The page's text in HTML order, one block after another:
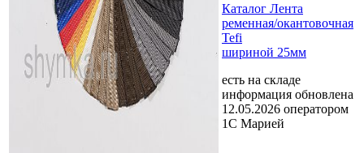
Каталог Лента
ременная/окантовочная
Tefi
шириной 25мм
есть на складе
информация обновлена
12.05.2026 оператором
1С Марией